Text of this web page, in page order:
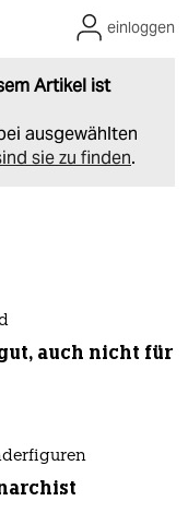
Artikel ist
ausgewählten
sie zu finden.
einloggen
auch nicht für